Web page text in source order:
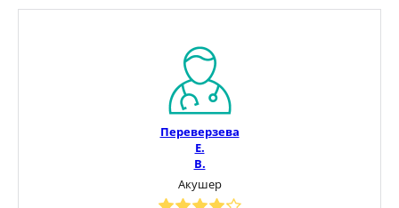
Переверзева
Е.
В.
Акушер